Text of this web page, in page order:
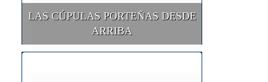
LAS CÚPULAS PORTEÑAS DESDE
ARRIBA